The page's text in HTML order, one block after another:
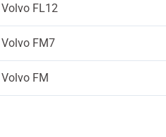
Volvo FL12
Volvo FM7
Volvo FM